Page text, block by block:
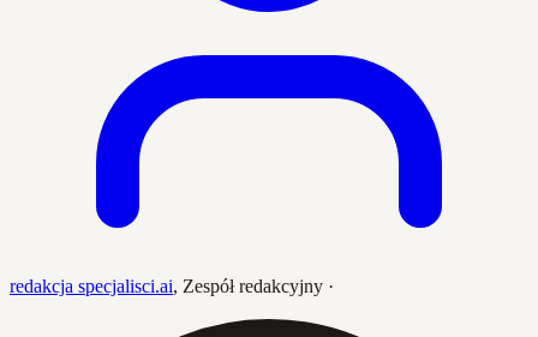
redakcja specjalisci.ai, Zespół redakcyjny ·